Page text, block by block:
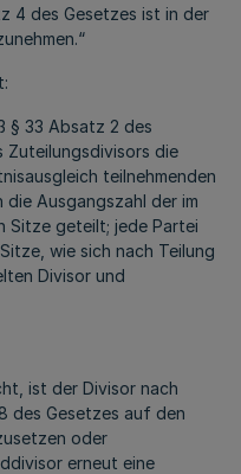
4 des Gesetzes ist in der
§ 33 Absatz 2 des
Zuteilungsdivisors die
teilnehmenden
Ausgangszahl der im
Sitze geteilt; jede Partei
wie sich nach Teilung
Divisor und
ist der Divisor nach
des Gesetzes auf den
oder
erneut eine